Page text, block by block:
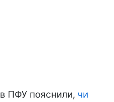
ПФУ пояснили, чи